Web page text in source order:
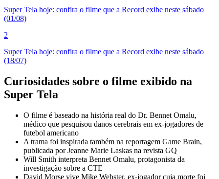
Super Tela hoje: confira o filme que a Record exibe neste sábado
(01/08)
2
Super Tela hoje: confira o filme que a Record exibe neste sábado
(18/07)
Curiosidades sobre o filme exibido na
Super Tela
O filme é baseado na história real do Dr. Bennet Omalu,
médico que pesquisou danos cerebrais em ex-jogadores de
futebol americano
A trama foi inspirada também na reportagem Game Brain,
publicada por Jeanne Marie Laskas na revista GQ
Will Smith interpreta Bennet Omalu, protagonista da
investigação sobre a CTE
David Morse vive Mike Webster, ex-jogador cuja morte foi